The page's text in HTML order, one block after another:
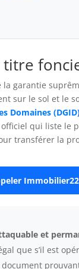
la garantie
sur le sol et le
Domaines
qui liste le
transférer la
et
que s’il est
document